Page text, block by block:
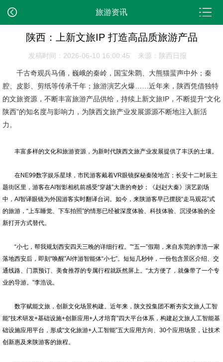
旅游资讯
陕西：上新文旅IP 打造高品质旅游产品
发稿时间：2026-06-10 16:00:45 来源：陕西日报
千古奇观兵马俑，巍峨的秦岭，国宝朱鹮、大熊猫蜚声中外；秦
腔、皮影、剪纸等传承千年；旅游演艺火爆……近年来，陕西凭借独特
的文旅资源，不断丰富旅游产品供给，持续上新文旅IP，不断提升“文化
陕西”的知名度与影响力，为陕西文旅产业发展源源不断地注入新活
力。
丰富多样的文化和旅游资源，为新时代陕西文旅产业发展提供了丰沃的土壤。
在NE99数字娱乐星球，市民游客戴着VR眼镜探秘秦陵地宫；长安十二时辰主
题街区里，游客在AI智影相机前感受“穿越”大唐的奇妙；《赳赳大秦》演艺剧场
中，AI智译眼镜为外国游客实时翻译台词。如今，来陕游客早已摆脱“走马观花”式
的旅游，“上车睡觉、下车拍照”的情形已经被深度体验、科技体验、沉浸体验的全
新打开方式替代。
“小七，帮我规划西安四天三晚的详细行程。”“五一”假期，来自东莞的李浩一家
落地西安后，即刻“唤醒”AI伴游智能体“小七”。短短几秒钟，一份包含景区介绍、交
通线路、门票预订、美食推荐的专属行程就跃然屏上。“太方便了，就像带了一个专
业的导游。”李浩说。
数字赋能文旅，创新文化场景构建。近年来，陕文投集团不断夯实文旅人工智
能“技术研发+基础设施+创新应用+人才培育”四大平台体系，构建起文旅人工智能基
础设施应用平台，形成“文化旅游+人工智能”五大应用方向、30个应用场景，让技术
创新惠及来陕游客的旅程。